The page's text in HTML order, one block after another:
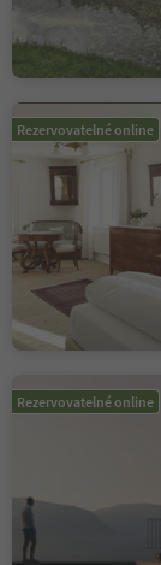
Rezervovatelné online
Rezervovatelné online